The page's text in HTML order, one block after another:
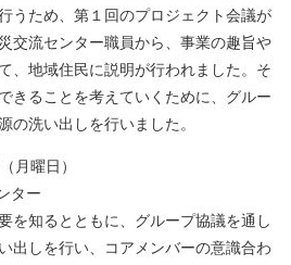
うため、第１回のプロジェクト会議が
交流センター職員から、事業の趣旨や
、地域住民に説明が行われました。そ
きることを考えていくために、グルー
の洗い出しを行いました。
月曜日）
ター
を知るとともに、グループ協議を通し
出しを行い、コアメンバーの意識合わ